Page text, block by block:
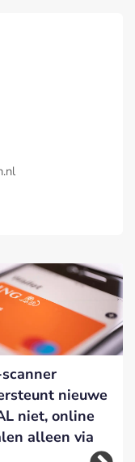
nieuwe
niet, online
alleen via